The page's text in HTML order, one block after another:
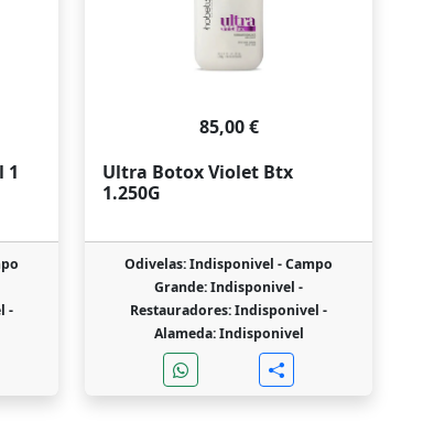
1
-
85,00 €
Ultra Botox Violet Btx
1.250G
Odivelas: Indisponivel -Campo
Grande: Indisponivel -
Restauradores: Indisponivel -
Alameda: Indisponivel